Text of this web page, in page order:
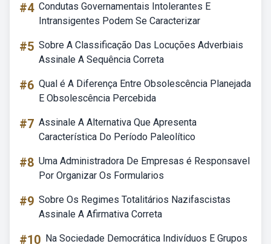
#4 Condutas Governamentais Intolerantes E
Intransigentes Podem Se Caracterizar
#5 Sobre A Classificação Das Locuções Adverbiais
Assinale A Sequência Correta
#6 Qual é A Diferença Entre Obsolescência Planejada
E Obsolescência Percebida
#7 Assinale A Alternativa Que Apresenta
Característica Do Período Paleolítico
#8 Uma Administradora De Empresas é Responsavel
Por Organizar Os Formularios
#9 Sobre Os Regimes Totalitários Nazifascistas
Assinale A Afirmativa Correta
#10 Na Sociedade Democrática Indivíduos E Grupos